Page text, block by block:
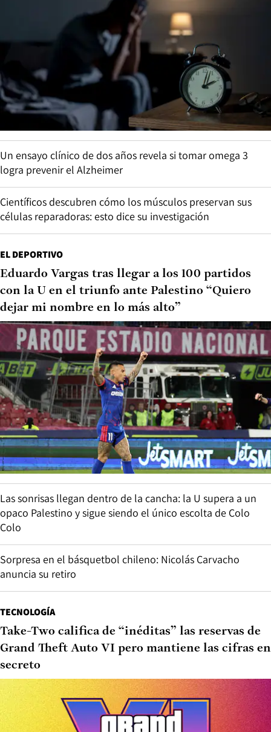
Un ensayo clínico de dos años revela si tomar omega 3
logra prevenir el Alzheimer
Científicos descubren cómo los músculos preservan sus
células reparadoras: esto dice su investigación
EL DEPORTIVO
Eduardo Vargas tras llegar a los 100 partidos
con la U en el triunfo ante Palestino “Quiero
dejar mi nombre en lo más alto”
Las sonrisas llegan dentro de la cancha: la U supera a un
opaco Palestino y sigue siendo el único escolta de Colo
Colo
Sorpresa en el básquetbol chileno: Nicolás Carvacho
anuncia su retiro
TECNOLOGÍA
Take-Two califica de “inéditas” las reservas de
Grand Theft Auto VI pero mantiene las cifras en
secreto